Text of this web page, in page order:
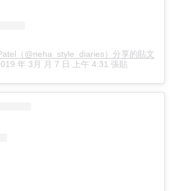
（@neha_style_diaries）分享的貼文
年 3月 月 7 日 上午 4:31 張貼